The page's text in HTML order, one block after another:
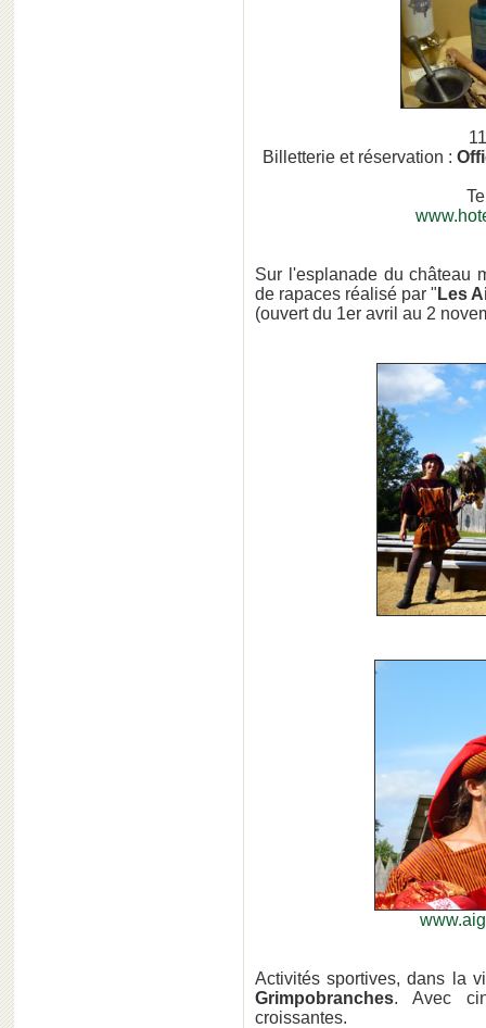
Billetterie et réservation :
Sur l'esplanade du château
de rapaces réalisé par " Les
(ouvert du 1er avril au 2
Activités sportives, dans la
Grimpobranches. Avec
croissantes.